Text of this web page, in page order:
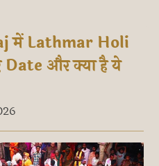
में Lathmar Holi
Date और क्या है ये